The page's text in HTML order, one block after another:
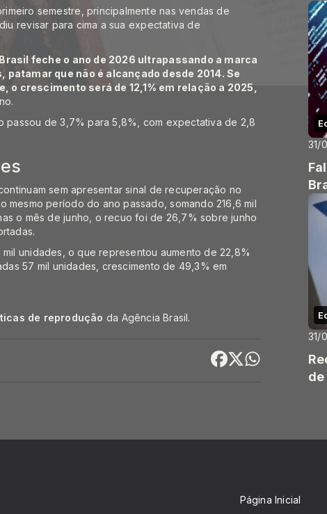
semestre, principalmente nas vendas de
revisar para cima a sua expectativa de
feche o ano de 2026 ultrapassando a marca
que não é alcançado desde 2014. Se
crescimento será de 12,1% em relação a 2025,
de 3,7% para 5,8%, com expectativa de 2,8
sem apresentar sinal de recuperação no
mesmo período do ano passado, somando 216,6 mil
o mês de junho, o recuo foi de 26,7% sobre junho
unidades, o que representou aumento de 22,8%
57 mil unidades, crescimento de 49,3% em
de reprodução da Agência Brasil.
31/
31/
Página Inicial